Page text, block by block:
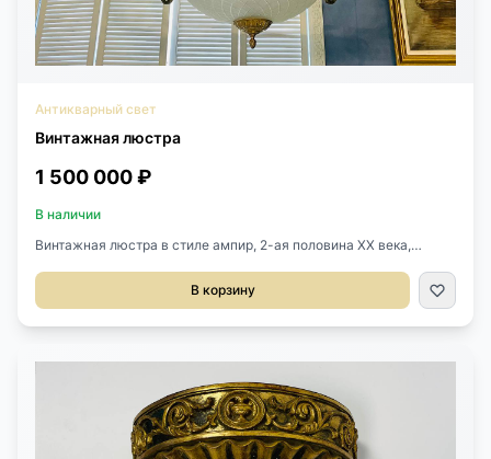
Антикварный свет
Винтажная люстра
1 500 000 ₽
В наличии
Винтажная люстра в стиле ампир, 2-ая половина ХХ века,
Люстра на 21 лампочку. Размер: Диаметр: 145 см. Высота: 200
см.
В корзину